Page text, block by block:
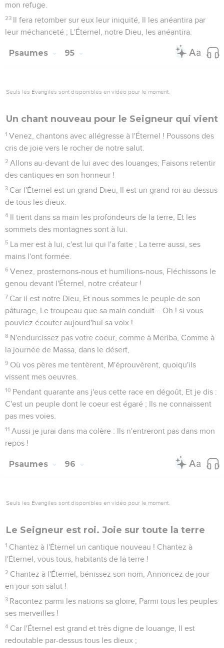
mon refuge.
23 Il fera retomber sur eux leur iniquité, Il les anéantira par
leur méchanceté ; L'Éternel, notre Dieu, les anéantira.
Psaumes 95
Seuls les Évangiles sont disponibles en vidéo pour le moment.
Un chant nouveau pour le Seigneur qui vient
1 Venez, chantons avec allégresse à l'Éternel ! Poussons des
cris de joie vers le rocher de notre salut.
2 Allons au-devant de lui avec des louanges, Faisons retentir
des cantiques en son honneur !
3 Car l'Éternel est un grand Dieu, Il est un grand roi au-dessus
de tous les dieux.
4 Il tient dans sa main les profondeurs de la terre, Et les
sommets des montagnes sont à lui.
5 La mer est à lui, c'est lui qui l'a faite ; La terre aussi, ses
mains l'ont formée.
6 Venez, prosternons-nous et humilions-nous, Fléchissons le
genou devant l'Éternel, notre créateur !
7 Car il est notre Dieu, Et nous sommes le peuple de son
pâturage, Le troupeau que sa main conduit... Oh ! si vous
pouviez écouter aujourd'hui sa voix !
8 N'endurcissez pas votre coeur, comme à Meriba, Comme à
la journée de Massa, dans le désert,
9 Où vos pères me tentèrent, M'éprouvèrent, quoiqu'ils
vissent mes oeuvres.
10 Pendant quarante ans j'eus cette race en dégoût, Et je dis :
C'est un peuple dont le coeur est égaré ; Ils ne connaissent
pas mes voies.
11 Aussi je jurai dans ma colère : Ils n'entreront pas dans mon
repos !
Psaumes 96
Seuls les Évangiles sont disponibles en vidéo pour le moment.
Le Seigneur est roi. Joie sur toute la terre
1 Chantez à l'Éternel un cantique nouveau ! Chantez à
l'Éternel, vous tous, habitants de la terre !
2 Chantez à l'Éternel, bénissez son nom, Annoncez de jour
en jour son salut !
3 Racontez parmi les nations sa gloire, Parmi tous les peuples
ses merveilles !
4 Car l'Éternel est grand et très digne de louange, Il est
redoutable par-dessus tous les dieux ;